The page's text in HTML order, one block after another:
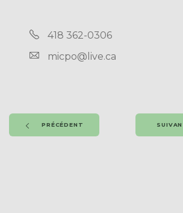
418 362-0306
micpo@live.ca
PRÉCÉDENT